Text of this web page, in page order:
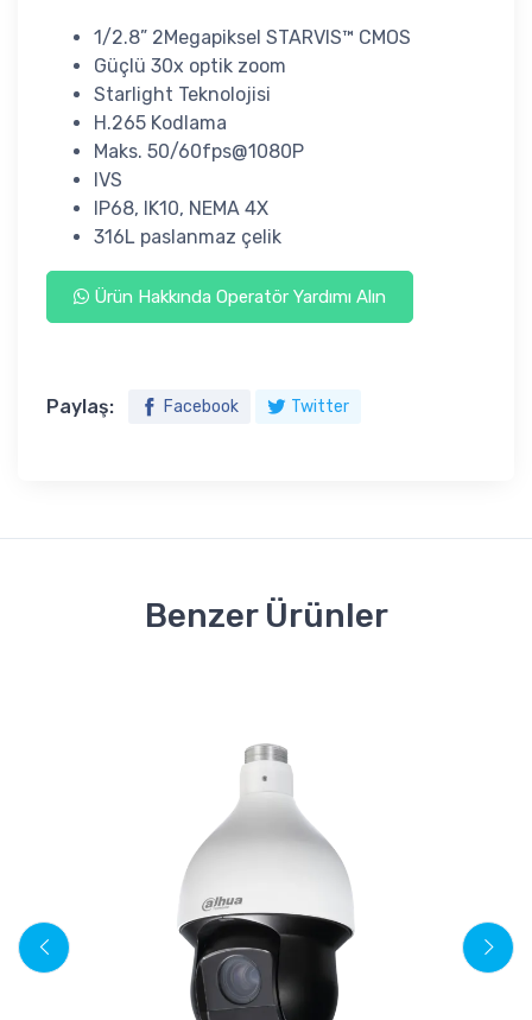
1/2.8” 2Megapiksel STARVIS™ CMOS
Güçlü 30x optik zoom
Starlight Teknolojisi
H.265 Kodlama
Maks. 50/60fps@1080P
IVS
IP68, IK10, NEMA 4X
316L paslanmaz çelik
Ürün Hakkında Operatör Yardımı Alın
Paylaş: Facebook Twitter
Benzer Ürünler